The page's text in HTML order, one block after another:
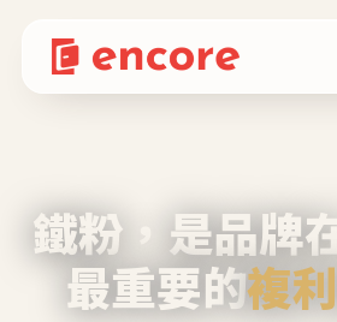
鐵粉，是品牌
最重要的複